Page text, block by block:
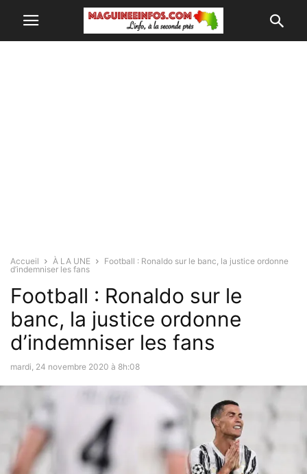
Accueil À LA UNE
Football : Ronaldo sur le banc, la justice ordonne
d’indemniser les fans
Football : Ronaldo sur le
banc, la justice ordonne
d’indemniser les fans
mardi, 24 novembre 2020 à 8h:08